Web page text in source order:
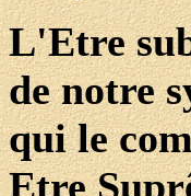
L'Etre
de notre
qui le
Etre